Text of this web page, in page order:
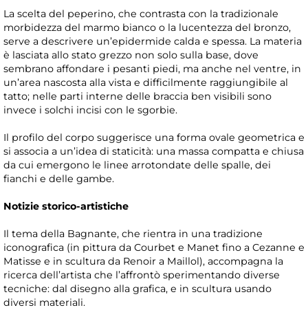
La scelta del peperino, che contrasta con la tradizionale
morbidezza del marmo bianco o la lucentezza del bronzo,
serve a descrivere un’epidermide calda e spessa. La materia
è lasciata allo stato grezzo non solo sulla base, dove
sembrano affondare i pesanti piedi, ma anche nel ventre, in
un’area nascosta alla vista e difficilmente raggiungibile al
tatto; nelle parti interne delle braccia ben visibili sono
invece i solchi incisi con le sgorbie.
Il profilo del corpo suggerisce una forma ovale geometrica e
si associa a un’idea di staticità: una massa compatta e chiusa
da cui emergono le linee arrotondate delle spalle, dei
fianchi e delle gambe.
Notizie storico-artistiche
Il tema della Bagnante, che rientra in una tradizione
iconografica (in pittura da Courbet e Manet fino a Cezanne e
Matisse e in scultura da Renoir a Maillol), accompagna la
ricerca dell’artista che l’affrontò sperimentando diverse
tecniche: dal disegno alla grafica, e in scultura usando
diversi materiali.